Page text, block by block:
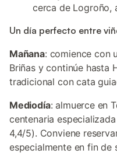
cerca de Logroño,
Un día perfecto entre
Mañana: comience con
Briñas y continúe hasta
tradicional con cata
Mediodía: almuerce en
centenaria
4,4/5). Conviene
especialmente en fin de